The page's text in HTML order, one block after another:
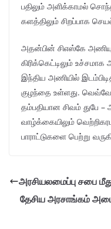
பதிலும் அளிக்காமல்
களத்திலும் சிறப்பாக
அதன்பின் சிஎஸ்கே
கிரிக்கெட்டிலும்
இந்திய அணியில்
குழந்தை உள்ளது.
தம்பதியான சிவம் துபே
வாழ்க்கையிலும்
பாராட்டுகளை பெற்று
அரசியலமைப்பு சபை
தேசிய அரசாங்கம்